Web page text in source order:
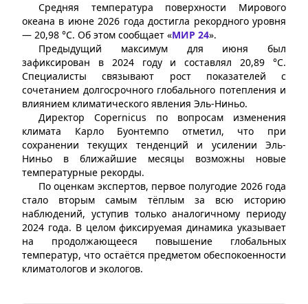
Средняя температура поверхности Мирового
океана в июне 2026 года достигла рекордного уровня
— 20,98 °C. Об этом сообщает «МИР 24».
Предыдущий максимум для июня был
зафиксирован в 2024 году и составлял 20,89 °C.
Специалисты связывают рост показателей с
сочетанием долгосрочного глобального потепления и
влиянием климатического явления Эль-Ниньо.
Директор Copernicus по вопросам изменения
климата Карло Буонтемпо отметил, что при
сохранении текущих тенденций и усилении Эль-
Ниньо в ближайшие месяцы возможны новые
температурные рекорды.
По оценкам экспертов, первое полугодие 2026 года
стало вторым самым тёплым за всю историю
наблюдений, уступив только аналогичному периоду
2024 года. В целом фиксируемая динамика указывает
на продолжающееся повышение глобальных
температур, что остаётся предметом обеспокоенности
климатологов и экологов.